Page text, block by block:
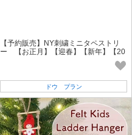
【予約販売】NY刺繍ミニタペストリ
ー 【お正月】【迎春】【新年】【20
ドウ プラン